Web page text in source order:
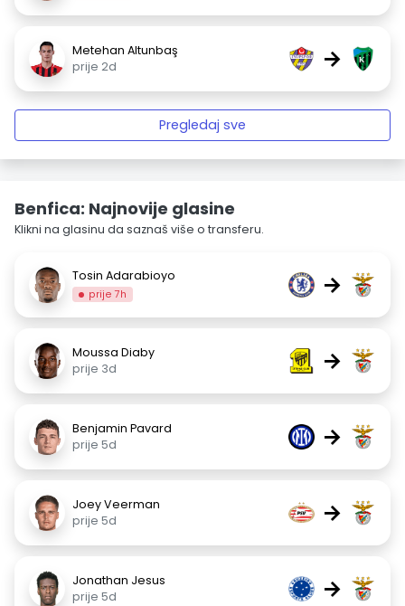
Metehan Altunbaş
prije 2d
→
Pregledaj sve
Benfica: Najnovije glasine
Klikni na glasinu da saznaš više o transferu.
Tosin Adarabioyo
prije 7h →
Moussa Diaby
prije 3d
→
Benjamin Pavard
prije 5d
→
Joey Veerman
prije 5d
→
Jonathan Jesus
prije 5d
→